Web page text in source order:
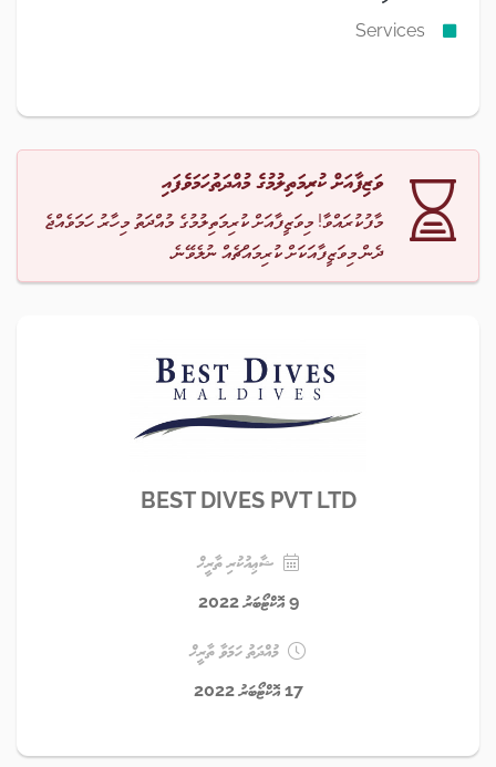
Services
ވަޒިފާއަށް ކުރިމަތިލުމުގެ މުއްދަތުހަމަވެފައި
މާފުކުރައްވާ! މިވަޒީފާއަށް ކުރިމަތިލުމުގެ މުއްދަތު މިހާރު ހަމަވެއްޖެ
ދެން މިވަޒީފާއަކަށް ކުރިމައްޗެއް ނުލެވޭނެ.
BEST DIVES PVT LTD
ޝާޢިއުކުރި ތާރީޚް
9 އޮކްޓޯބަރު 2022
މުއްދަތު ހަމަވާ ތާރީޚް
17 އޮކްޓޯބަރު 2022